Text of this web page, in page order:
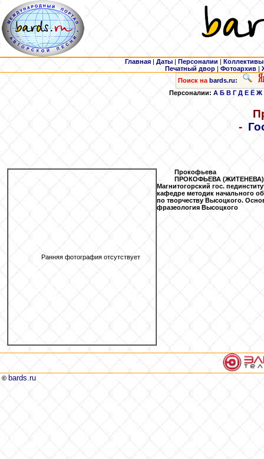
Главная | Даты | Персоналии | Коллективы
Печатный двор |Фотоархив |
Поиск на bards.ru:
Персоналии: А Б В Г Д Е Ё Ж
-
Ранняя фотография отсутствует
Прокофьева
ПРОКОФЬЕВА (ЖИТЕНЕВА)
Магнитогорский гос.
кафедре методик начального
по творчеству Высоцкого.
фразеология Высоцкого
© bards.ru